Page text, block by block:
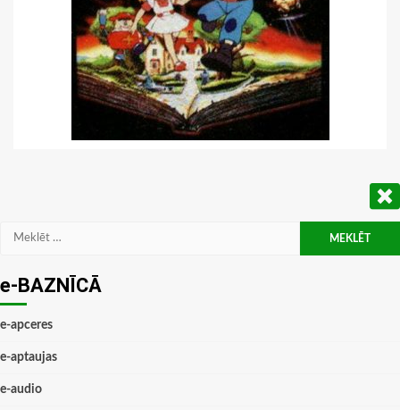
Meklēt:
e-BAZNĪCĀ
e-apceres
e-aptaujas
e-audio